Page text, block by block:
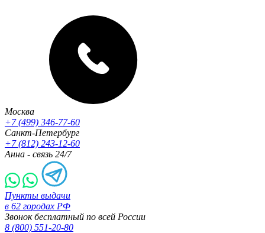
Москва
+7 (499) 346-77-60
Санкт-Петербург
+7 (812) 243-12-60
Анна - связь 24/7
Пункты выдачи
в 62 городах РФ
Звонок бесплатный по всей России
8 (800) 551-20-80